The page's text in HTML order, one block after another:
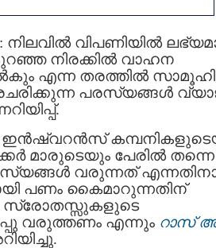
വിപണിയിൽ
നിരക്കില്‍ വാഹന
എന്ന തരത്തിൽ
പരസ്യങ്ങൾ
ഇൻഷ്വറൻസ്
മാരുടെയും പേരില്‍ തന്നെ
വരുന്നത്
പണം കൈമാറുന്നതിന്
സ്രോതസ്സുകളുടെ
വരുത്തണം എന്നും റാസ്‌